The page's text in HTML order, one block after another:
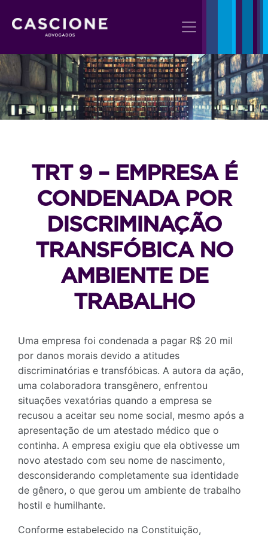
TRT 9 – EMPRESA É
CONDENADA POR
DISCRIMINAÇÃO
TRANSFÓBICA NO
AMBIENTE DE
TRABALHO
Uma empresa foi condenada a pagar R$ 20 mil
por danos morais devido a atitudes
discriminatórias e transfóbicas. A autora da ação,
uma colaboradora transgênero, enfrentou
situações vexatórias quando a empresa se
recusou a aceitar seu nome social, mesmo após a
apresentação de um atestado médico que o
continha. A empresa exigiu que ela obtivesse um
novo atestado com seu nome de nascimento,
desconsiderando completamente sua identidade
de gênero, o que gerou um ambiente de trabalho
hostil e humilhante.
Conforme estabelecido na Constituição,